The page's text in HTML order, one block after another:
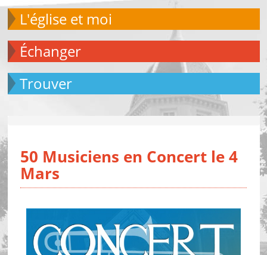
L'église et moi
échanger
Trouver
50 Musiciens en Concert le 4
Mars